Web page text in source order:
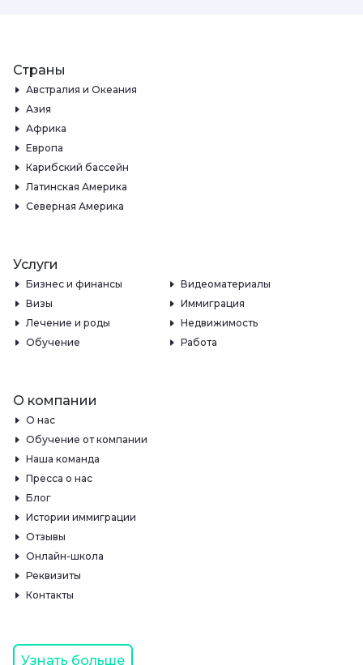
Страны
Австралия и Океания
Азия
Африка
Европа
Карибский бассейн
Латинская Америка
Северная Америка
Услуги
Бизнес и финансы
Видеоматериалы
Визы
Иммиграция
Лечение и роды
Недвижимость
Обучение
Работа
О компании
О нас
Обучение от компании
Наша команда
Пресса о нас
Блог
Истории иммиграции
Отзывы
Онлайн-школа
Реквизиты
Контакты
Узнать больше